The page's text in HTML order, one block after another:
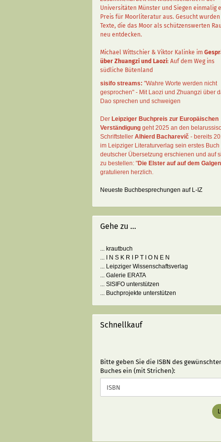
Universitäten Münster und Siegen einmalig
Preis für Moorliteratur aus. Gesucht wurden
Texte, die das Moor als schützenswerten
neu entdecken.
Michael Wittschier & Viktor Kalinke im
über Zhuangzi und Laozi: Auf dem Weg ins
südliche Bütenland
sisifo streams: "Wahre Worte werden nicht
gesprochen" - Mit Laozi und Zhuangzi über
Dao sprechen und schweigen
Der Leipziger Buchpreis zur Europäischen
Verständigung geht 2025 an den
Schriftsteller Alhierd Bacharevič - bereits
im Leipziger Literaturverlag sein erstes Buch
deutscher Übersetzung erschienen und auf
zu bestellen: "Die Elster auf auf dem Galgen
gratulieren herzlich.
Neueste Buchbesprechungen auf L-IZ
Gehe zu ...
... krautbuch
... I N S K R I P T I O N E N
... Leipziger Wissenschaftsverlag
... Galerie ERATA
... SISIFO unterstützen
... Buchprojekte unterstützen
Schnellkauf
BITTE
GEBEN
SIE
DIE
ISBN
Bitte geben Sie die ISBN des
Buches ein (mit Strichen):